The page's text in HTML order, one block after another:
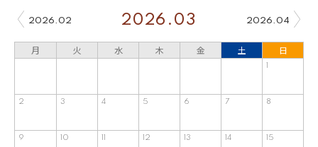
2026.02 2026.04
2026.03
月 火 水 木 金 土 日
1
2 3 4 5 6 7 8
9 10 11 12 13 14 15